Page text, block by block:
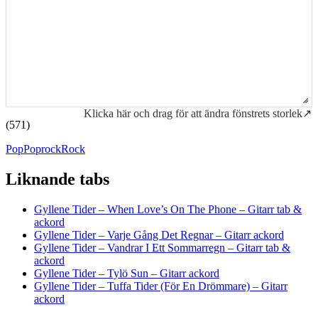
Klicka här och drag för att ändra fönstrets storlek↗
(571)
PopPoprockRock
Liknande tabs
Gyllene Tider – When Love’s On The Phone – Gitarr tab &
ackord
Gyllene Tider – Varje Gång Det Regnar – Gitarr ackord
Gyllene Tider – Vandrar I Ett Sommarregn – Gitarr tab &
ackord
Gyllene Tider – Tylö Sun – Gitarr ackord
Gyllene Tider – Tuffa Tider (För En Drömmare) – Gitarr
ackord